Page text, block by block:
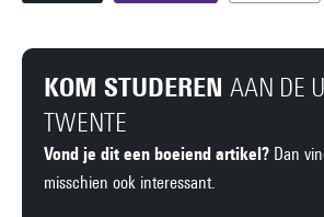
KOM STUDEREN AAN DE
TWENTE
Vond je dit een boeiend artikel? Dan
misschien ook interessant.